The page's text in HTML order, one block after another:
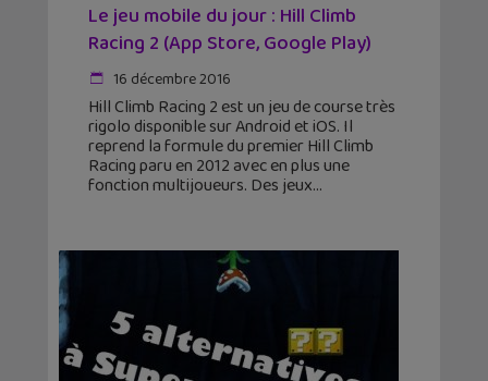
Le jeu mobile du jour : Hill Climb
Racing 2 (App Store, Google Play)
16 décembre 2016
Hill Climb Racing 2 est un jeu de course très
rigolo disponible sur Android et iOS. Il
reprend la formule du premier Hill Climb
Racing paru en 2012 avec en plus une
fonction multijoueurs. Des jeux